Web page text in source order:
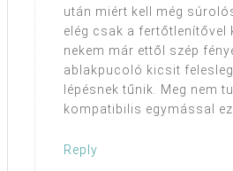
után miért kell még
elég csak a fertőtlenítővel
nekem már ettől szép
ablakpucoló kicsit
lépésnek tűnik. Meg nem
kompatibilis egymással
Reply